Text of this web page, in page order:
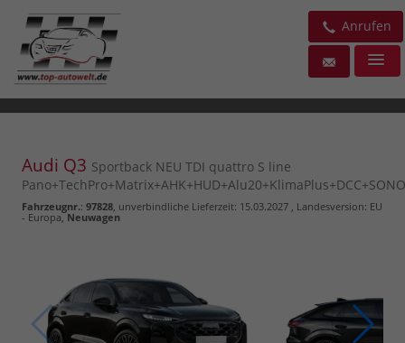
Anrufen
Audi Q3 Sportback NEU TDI quattro S line
Fahrzeugnr.: 97828 , unverbindliche Lieferzeit: 15.03.2027 , Landesversion: EU
- Europa,Neuwagen